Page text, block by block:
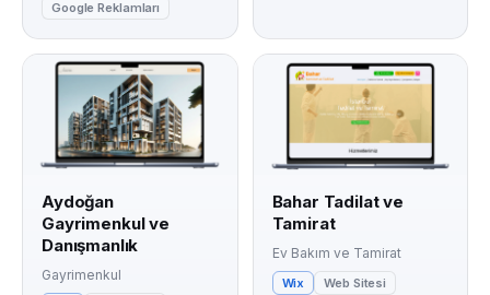
Google Reklamları
Aydoğan
Gayrimenkul ve
Danışmanlık
Gayrimenkul
Bahar Tadilat ve
Tamirat
Ev Bakım ve Tamirat
Wix
Web Sitesi